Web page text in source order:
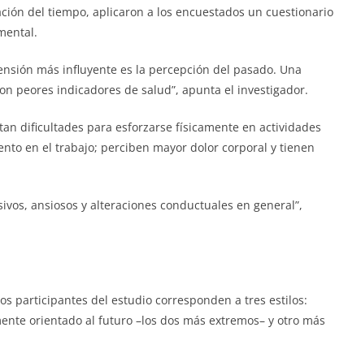
del tiempo, aplicaron a los encuestados un cuestionario
más influyente es la percepción del pasado. Una
peores indicadores de salud”, apunta el investigador.
dificultades para esforzarse físicamente en actividades
en el trabajo; perciben mayor dolor corporal y tienen
ansiosos y alteraciones conductuales en general”,
participantes del estudio corresponden a tres estilos:
orientado al futuro –los dos más extremos– y otro más